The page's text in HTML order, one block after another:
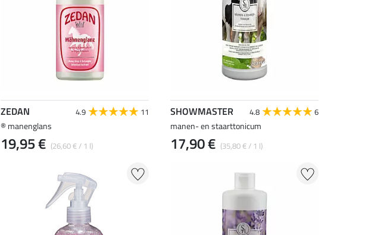
ZEDAN 4.9 11
® manenglans
19,95 € (26,60 € / 1 l)
SHOWMASTER 4.8 6
manen- en staarttonicum
17,90 € (35,80 € / 1 l)